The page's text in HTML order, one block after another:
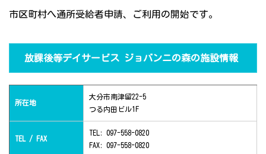
市区町村へ通所受給者申請、ご利用の開始です。
放課後等デイサービス ジョバンニの森の施設情報
所在地
大分市南津留22-5
つる内田ビル1F
TEL / FAX
TEL: 097-558-0820
FAX: 097-558-0820